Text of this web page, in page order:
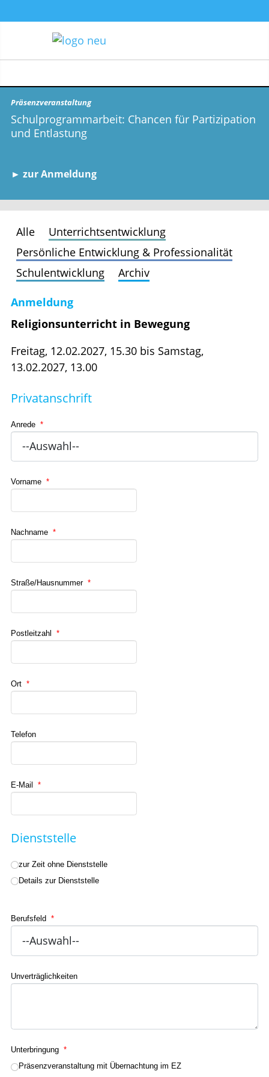
Präsenzveranstaltung
Schulprogrammarbeit: Chancen für Partizipation
und Entlastung
► zur Anmeldung
Alle
Unterrichtsentwicklung
Persönliche Entwicklung & Professionalität
Schulentwicklung
Archiv
Anmeldung
Religionsunterricht in Bewegung
Freitag, 12.02.2027, 15.30 bis Samstag,
13.02.2027, 13.00
Privatanschrift
Anrede *
Vorname *
Nachname *
Straße/Hausnummer *
Postleitzahl *
Ort *
Telefon
E-Mail *
Dienststelle
zur Zeit ohne Dienststelle
Details zur Dienststelle
Berufsfeld *
Unverträglichkeiten
Unterbringung *
Präsenzveranstaltung mit Übernachtung im EZ